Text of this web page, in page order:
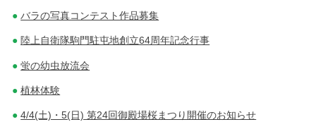
バラの写真コンテスト作品募集
陸上自衛隊駒門駐屯地創立64周年記念行事
蛍の幼虫放流会
植林体験
4/4(土)・5(日) 第24回御殿場桜まつり開催のお知らせ